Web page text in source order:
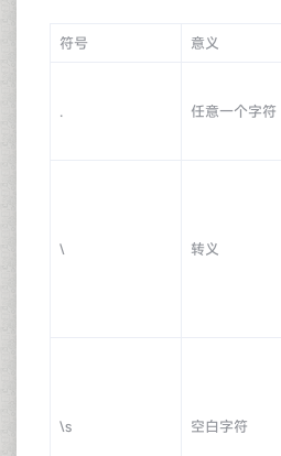
符号 意义
. 任意一个字符
\ 转义
\s 空白字符